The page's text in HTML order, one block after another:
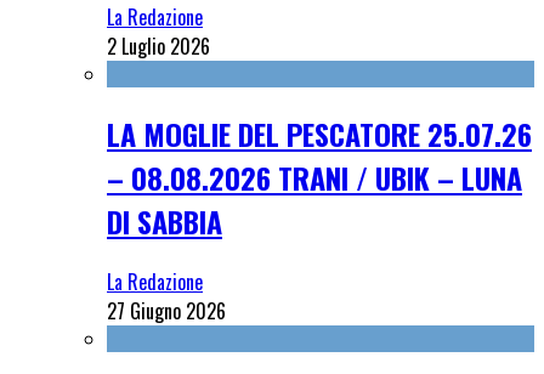
La Redazione
2 Luglio 2026
LA MOGLIE DEL PESCATORE 25.07.26
– 08.08.2026 TRANI / UBIK – LUNA
DI SABBIA
La Redazione
27 Giugno 2026